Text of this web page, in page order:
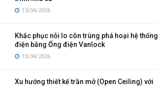
13/04/2026
Khắc phục nỗi lo côn trùng phá hoại hệ thống
điện bằng Ống điện Vanlock
13/04/2026
Xu hướng thiết kế trần mở (Open Ceiling) với